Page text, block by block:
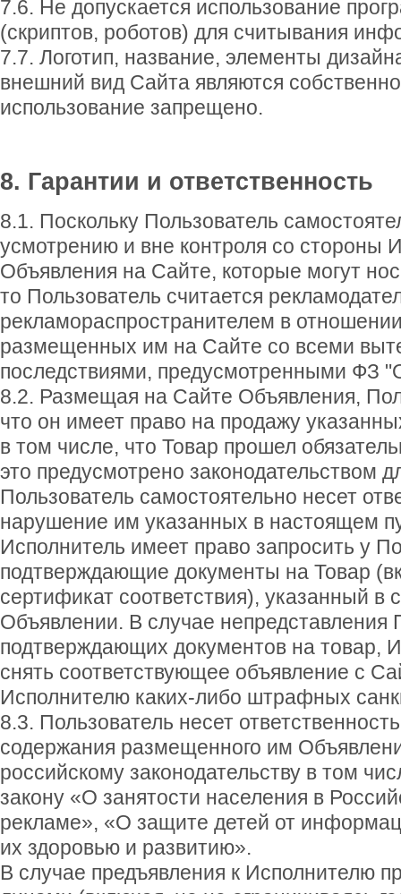
7.6. Не допускается использование
(скриптов, роботов) для считывания
7.7. Логотип, название, элементы
внешний вид Сайта являются
использование запрещено.
8. Гарантии и ответственность
8.1. Поскольку Пользователь
усмотрению и вне контроля со стороны
Объявления на Сайте, которые могут
то Пользователь считается
рекламораспространителем в
размещенных им на Сайте со всеми
последствиями, предусмотренными ФЗ
8.2. Размещая на Сайте Объявления,
что он имеет право на продажу
в том числе, что Товар прошел
это предусмотрено законодательством
Пользователь самостоятельно несет
нарушение им указанных в настоящем
Исполнитель имеет право запросить у
подтверждающие документы на Товар
сертификат соответствия), указанный в
Объявлении. В случае непредставления
подтверждающих документов на товар,
снять соответствующее объявление с
Исполнителю каких-либо штрафных
8.3. Пользователь несет
содержания размещенного им
российскому законодательству в том
закону «О занятости населения в
рекламе», «О защите детей от
их здоровью и развитию».
В случае предъявления к Исполнителю